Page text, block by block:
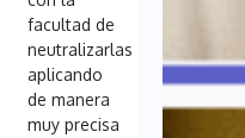
facultad de
neutralizarlas
aplicando
de manera
muy precisa